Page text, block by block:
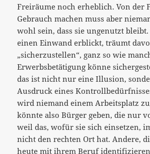
Freiräume noch erheblich. Von der
Gebrauch machen muss aber
wohl sein, dass sie ungenutzt
einen Einwand erblickt, träumt
„sicherzustellen“, ganz so wie
Erwerbsbetätigung könne
das ist nicht nur eine Illusion,
Ausdruck eines
wird niemand einem Arbeitsplatz
könnte also Bürger geben, die nur
weil das, wofür sie sich einsetzen,
nicht den rechten Ort hat. Andere,
heute mit ihrem Beruf